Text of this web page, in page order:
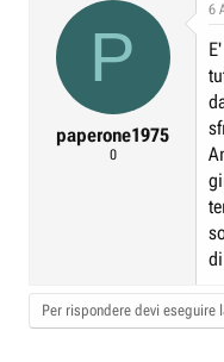
s
c
s
z
P
paperone1975
0
6
Per rispondere devi eseguire